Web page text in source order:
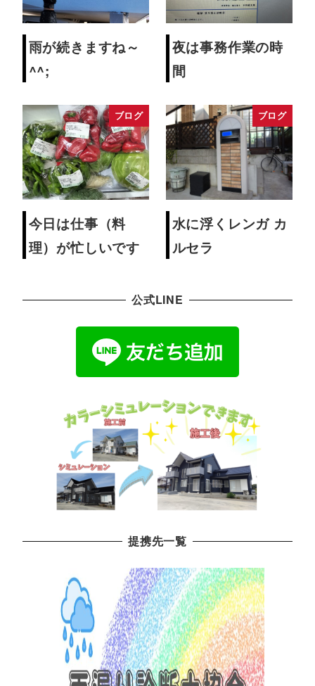
雨が続きますね～
^^;
夜は事務作業の時
間
ブログ
今日は仕事（料
理）が忙しいです
ブログ
水に浮くレンガ カ
ルセラ
公式LINE
提携先一覧